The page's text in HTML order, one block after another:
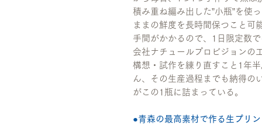
積み重ね編み出した”小瓶”を使
ままの鮮度を長時間保つこと可
手間がかかるので、1日限定数
会社ナチュールプロビジョンの
構想・試作を練り直すこと1年
ん、その生産過程までも納得の
がこの1瓶に詰まっている。
●青森の最高素材で作る生プリン